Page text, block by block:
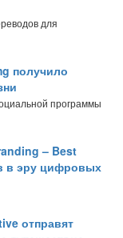
для
получило
программы
– Best
в эру цифровых
отправят